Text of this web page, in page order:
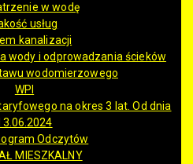
w wodę
usług
kanalizacji
wody i odprowadzania ścieków
wodomierzowego
WPI
na okres 3 lat. Od dnia
Odczytów
MIESZKALNY